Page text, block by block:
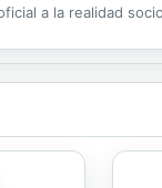
a la realidad